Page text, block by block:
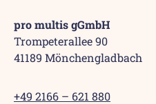
pro multis gGmbH
Trompeterallee 90
41189 Mönchengladbach
+49 2166 – 621 880